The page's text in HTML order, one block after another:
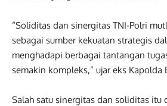
“Soliditas dan sinergitas TNI-Polri
sebagai sumber kekuatan strategis
menghadapi berbagai tantangan
semakin kompleks,” ujar eks Kapolda
Salah satu sinergitas dan soliditas itu